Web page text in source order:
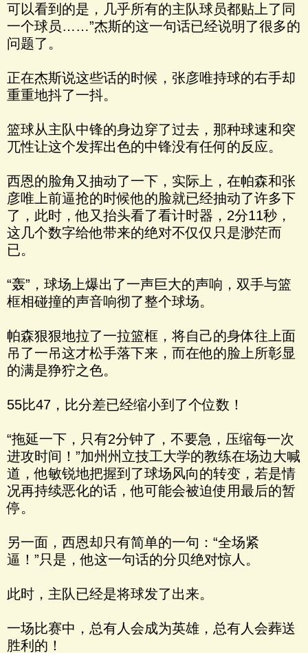
可以看到的是，几乎所有的主队球员都贴上了同
一个球员……”杰斯的这一句话已经说明了很多的
问题了。
正在杰斯说这些话的时候，张彦唯持球的右手却
重重地抖了一抖。
篮球从主队中锋的身边穿了过去，那种球速和突
兀性让这个发挥出色的中锋没有任何的反应。
西恩的脸角又抽动了一下，实际上，在帕森和张
彦唯上前逼抢的时候他的脸就已经抽动了许多下
了，此时，他又抬头看了看计时器，2分11秒，
这几个数字给他带来的绝对不仅仅只是渺茫而
已。
“轰”，球场上爆出了一声巨大的声响，双手与篮
框相碰撞的声音响彻了整个球场。
帕森狠狠地拉了一拉篮框，将自己的身体往上面
吊了一吊这才松手落下来，而在他的脸上所彰显
的满是狰狞之色。
55比47，比分差已经缩小到了个位数！
“拖延一下，只有2分钟了，不要急，压缩每一次
进攻时间！”加州州立技工大学的教练在场边大喊
道，他敏锐地把握到了球场风向的转变，若是情
况再持续恶化的话，他可能会被迫使用最后的暂
停。
另一面，西恩却只有简单的一句：“全场紧
逼！”只是，他这一句话的分贝绝对惊人。
此时，主队已经是将球发了出来。
一场比赛中，总有人会成为英雄，总有人会葬送
胜利的！